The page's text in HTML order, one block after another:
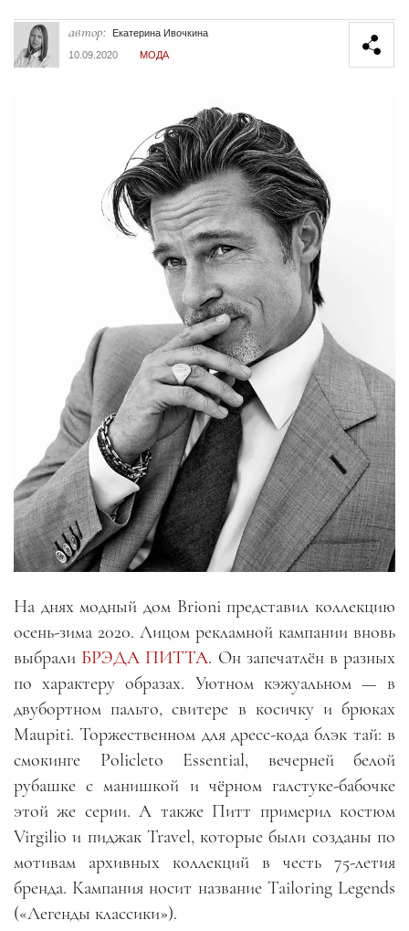
автор:
Екатерина Ивочкина
10.09.2020
МОДА
На днях модный дом Brioni представил коллекцию
осень-зима 2020. Лицом рекламной кампании вновь
выбрали БРЭДА ПИТТА. Он запечатлён в разных
по характеру образах. Уютном кэжуальном — в
двубортном пальто, свитере в косичку и брюках
Maupiti. Торжественном для дресс-кода блэк тай: в
смокинге Policleto Essential, вечерней белой
рубашке с манишкой и чёрном галстуке-бабочке
этой же серии. А также Питт примерил костюм
Virgilio и пиджак Travel, которые были созданы по
мотивам архивных коллекций в честь 75-летия
бренда. Кампания носит название Tailoring Legends
(«Легенды классики»).